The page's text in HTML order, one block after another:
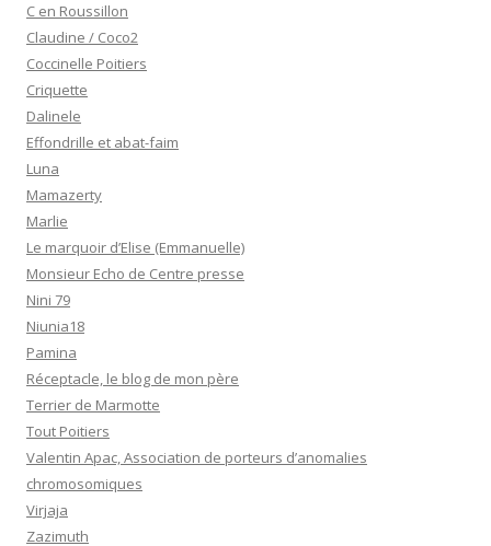
C en Roussillon
Claudine / Coco2
Coccinelle Poitiers
Criquette
Dalinele
Effondrille et abat-faim
Luna
Mamazerty
Marlie
Le marquoir d’Elise (Emmanuelle)
Monsieur Echo de Centre presse
Nini 79
Niunia18
Pamina
Réceptacle, le blog de mon père
Terrier de Marmotte
Tout Poitiers
Valentin Apac, Association de porteurs d’anomalies
chromosomiques
Virjaja
Zazimuth